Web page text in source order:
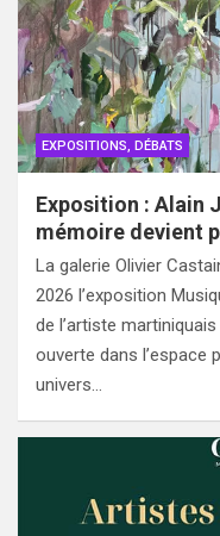
EXPOSITIONS, DÉBATS
Exposition : Alain
mémoire devient
La galerie Olivier
2026 l’exposition
de l’artiste
ouverte dans l’espace
univers…